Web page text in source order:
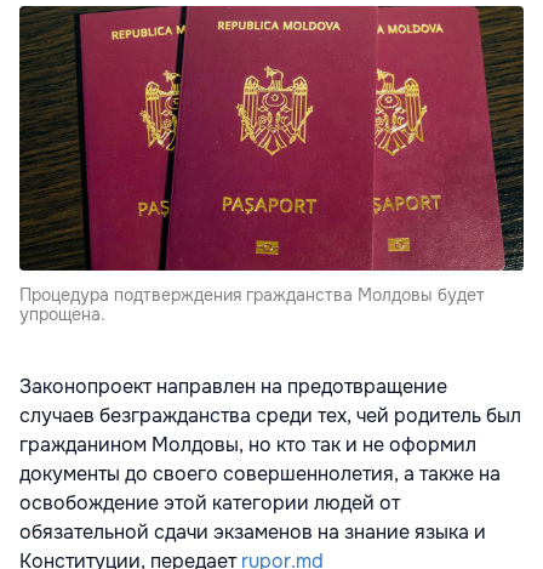
Процедура подтверждения гражданства Молдовы будет
упрощена.
Законопроект направлен на предотвращение
случаев безгражданства среди тех, чей родитель был
гражданином Молдовы, но кто так и не оформил
документы до своего совершеннолетия, а также на
освобождение этой категории людей от
обязательной сдачи экзаменов на знание языка и
Конституции, передаетrupor.md